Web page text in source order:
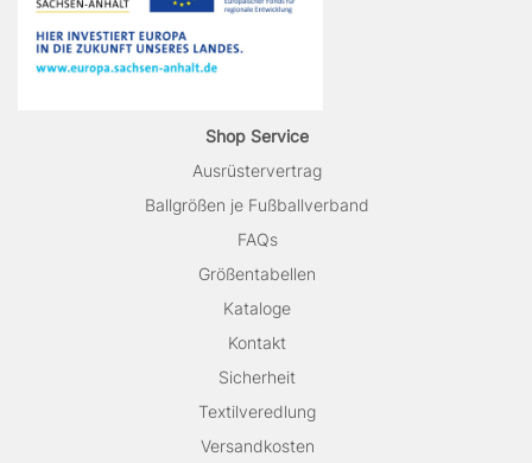
Shop Service
Ausrüstervertrag
Ballgrößen je Fußballverband
FAQs
Größentabellen
Kataloge
Kontakt
Sicherheit
Textilveredlung
Versandkosten